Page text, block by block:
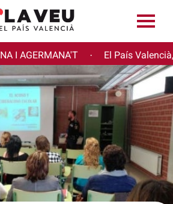
I AGERMANA'T · El País